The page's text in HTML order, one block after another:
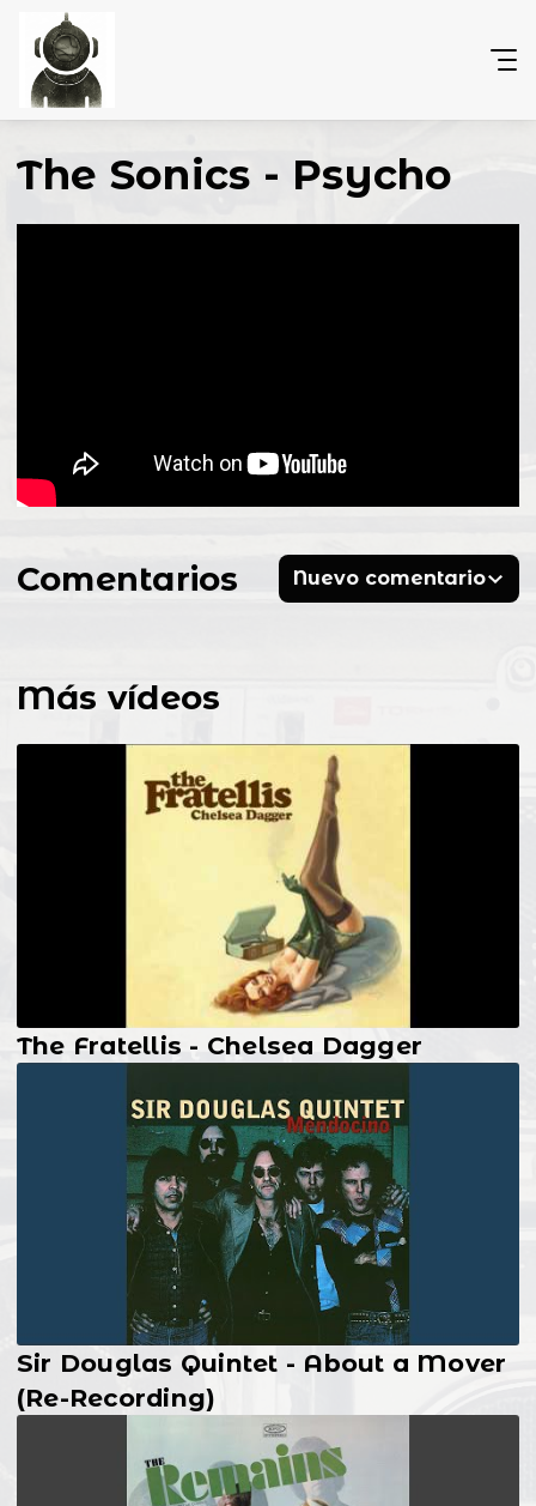
The Sonics - Psycho
Más vídeos
The Fratellis - Chelsea Dagger
Sir Douglas Quintet - About a Mover
(Re-Recording)
Comentarios Nuevo comentario